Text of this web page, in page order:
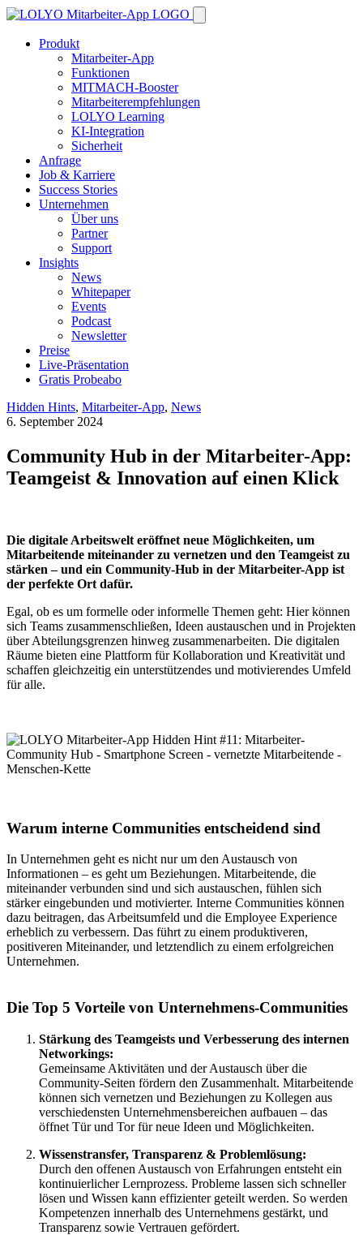
Produkt
Mitarbeiter-App
Funktionen
MITMACH-Booster
Mitarbeiterempfehlungen
LOLYO Learning
KI-Integration
Sicherheit
Anfrage
Job & Karriere
Success Stories
Unternehmen
Über uns
Partner
Support
Insights
News
Whitepaper
Events
Podcast
Newsletter
Preise
Live-Präsentation
Gratis Probeabo
Hidden Hints, Mitarbeiter-App, News
6. September 2024
Community Hub in der Mitarbeiter-App:
Teamgeist & Innovation auf einen Klick
Die digitale Arbeitswelt eröffnet neue Möglichkeiten, um
Mitarbeitende miteinander zu vernetzen und den Teamgeist zu
stärken – und ein Community-Hub in der Mitarbeiter-App ist
der perfekte Ort dafür.
Egal, ob es um formelle oder informelle Themen geht: Hier können
sich Teams zusammenschließen, Ideen austauschen und in Projekten
über Abteilungsgrenzen hinweg zusammenarbeiten. Die digitalen
Räume bieten eine Plattform für Kollaboration und Kreativität und
schaffen gleichzeitig ein unterstützendes und motivierendes Umfeld
für alle.
Warum interne Communities entscheidend sind
In Unternehmen geht es nicht nur um den Austausch von
Informationen – es geht um Beziehungen. Mitarbeitende, die
miteinander verbunden sind und sich austauschen, fühlen sich
stärker eingebunden und motivierter. Interne Communities können
dazu beitragen, das Arbeitsumfeld und die Employee Experience
erheblich zu verbessern. Das führt zu einem produktiveren,
positiveren Miteinander, und letztendlich zu einem erfolgreichen
Unternehmen.
Die Top 5 Vorteile von Unternehmens-Communities
Stärkung des Teamgeists und Verbesserung des internen
Networkings:
Gemeinsame Aktivitäten und der Austausch über die
Community-Seiten fördern den Zusammenhalt. Mitarbeitende
können sich vernetzen und Beziehungen zu Kollegen aus
verschiedensten Unternehmensbereichen aufbauen – das
öffnet Tür und Tor für neue Ideen und Möglichkeiten.
Wissenstransfer, Transparenz & Problemlösung:
Durch den offenen Austausch von Erfahrungen entsteht ein
kontinuierlicher Lernprozess. Probleme lassen sich schneller
lösen und Wissen kann effizienter geteilt werden. So werden
Kompetenzen innerhalb des Unternehmens gestärkt, und
Transparenz sowie Vertrauen gefördert.